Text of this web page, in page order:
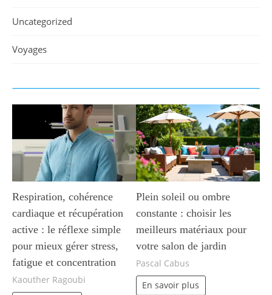
Uncategorized
Voyages
Respiration, cohérence
cardiaque et récupération
active : le réflexe simple
pour mieux gérer stress,
fatigue et concentration
Kaouther Ragoubi
Plein soleil ou ombre
constante : choisir les
meilleurs matériaux pour
votre salon de jardin
Pascal Cabus
En savoir plus